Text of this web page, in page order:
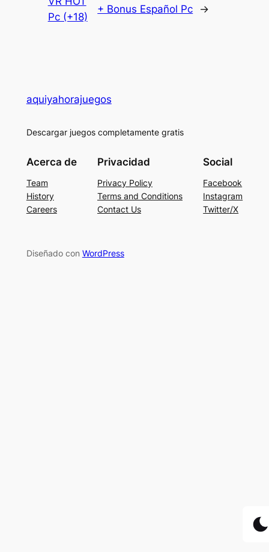
Pc (+18)
+ Bonus Español Pc
→
aquiyahorajuegos
Descargar juegos completamente gratis
Acerca de
Team
History
Careers
Privacidad
Privacy Policy
Terms and Conditions
Contact Us
Social
Facebook
Instagram
Twitter/X
Diseñado con WordPress